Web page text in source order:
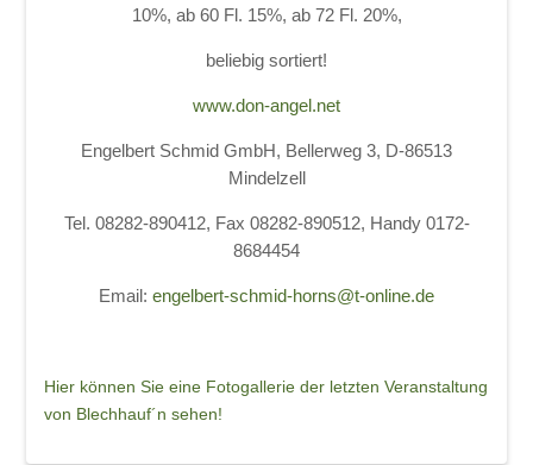
10%, ab 60 Fl. 15%, ab 72 Fl. 20%,
beliebig sortiert!
www.don-angel.net
Engelbert Schmid GmbH, Bellerweg 3, D-86513
Mindelzell
Tel. 08282-890412, Fax 08282-890512, Handy 0172-
8684454
Email: engelbert-schmid-horns@t-online.de
Hier können Sie eine Fotogallerie der letzten Veranstaltung
von Blechhauf´n sehen!